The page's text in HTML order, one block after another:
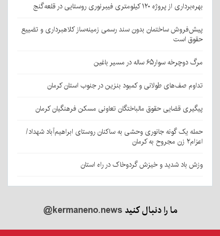
بهره‌برداری از پروژه ۱۲۰ کیلومتری فیبرنوری روستایی در قلعه‌گنج
پیش‌فروش ساختمان بدون سند رسمی زمینه‌ساز کلاهبرداری و تضییع
حقوق است
مرگ دوچرخه سوار۶۵ ساله در مسیر باغین
تداوم صف‌های طولانی و کمبود بنزین در جنوب استان کرمان
پیگیری قضایی حقوق مالباختگان تعاونی مسکن فرهنگیان کرمان
حمله یک گونه جانوری وحشی به ساکنان روستای ابراهیم‌آباد شهداد/
اعزام۲ زن مجروح به کرمان
وزش باد شدید و خیزش گردوخاک در راه استان
ما را دنبال کنید@kermaneno.news